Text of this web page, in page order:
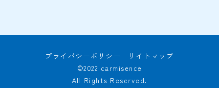
プライバシーポリシー
サイトマップ
©2022 carmisence
All Rights Reserved.